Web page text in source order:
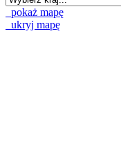
pokaż mapę
ukryj mapę